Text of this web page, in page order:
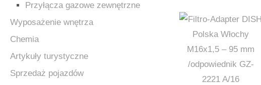
Przyłącza gazowe zewnętrzne
Wyposażenie wnętrza
Chemia
Artykuły turystyczne
Sprzedaż pojazdów